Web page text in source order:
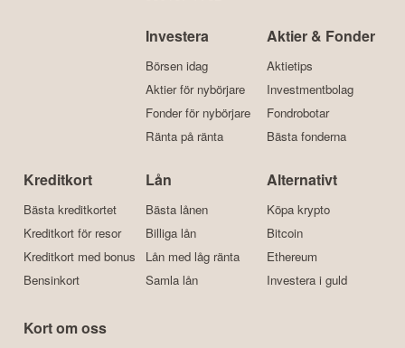
Investera
Börsen idag
Aktier för nybörjare
Fonder för nybörjare
Ränta på ränta
Aktier & Fonder
Aktietips
Investmentbolag
Fondrobotar
Bästa fonderna
Kreditkort
Bästa kreditkortet
Kreditkort för resor
Kreditkort med bonus
Bensinkort
Lån
Bästa lånen
Billiga lån
Lån med låg ränta
Samla lån
Alternativt
Köpa krypto
Bitcoin
Ethereum
Investera i guld
Kort om oss